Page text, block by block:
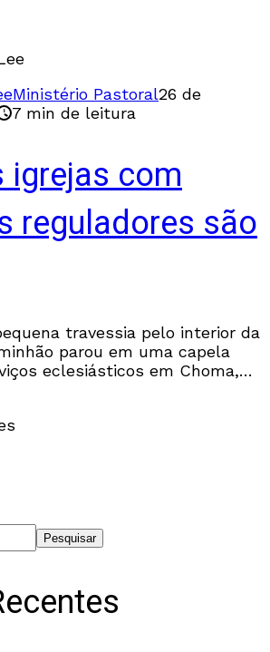
Ministério Pastoral26 de
7 min de leitura
igrejas com
reguladores são
travessia pelo interior da
parou em uma capela
eclesiásticos em Choma,
Pesquisar